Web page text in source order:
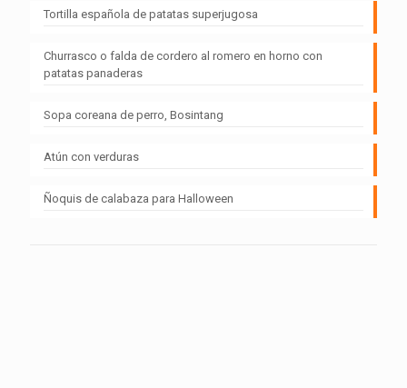
Tortilla española de patatas superjugosa
Churrasco o falda de cordero al romero en horno con
patatas panaderas
Sopa coreana de perro, Bosintang
Atún con verduras
Ñoquis de calabaza para Halloween